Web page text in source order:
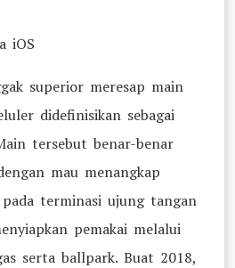
iOS
superior meresap main
didefinisikan sebagai
tersebut benar-benar
mau menangkap
terminasi ujung tangan
pemakai melalui
serta ballpark. Buat 2018,